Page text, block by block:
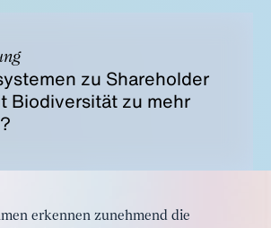
zu Shareholder
Biodiversität zu mehr
erkennen zunehmend die